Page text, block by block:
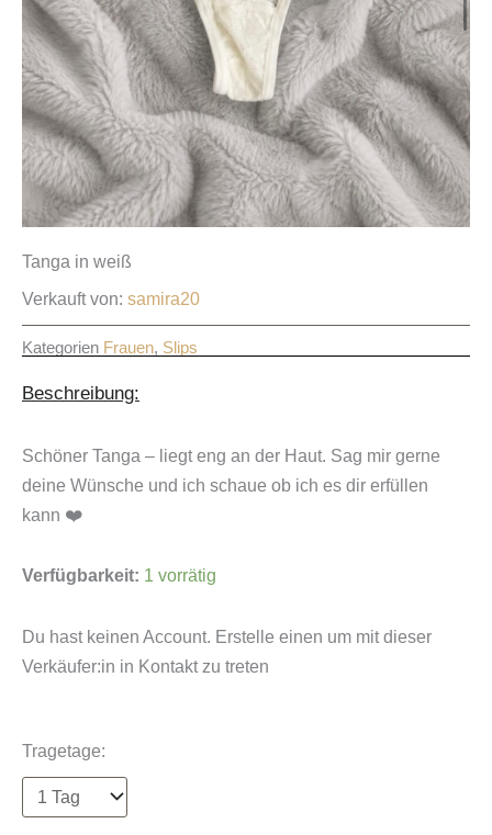
Tanga in weiß
Verkauft von: samira20
Kategorien Frauen, Slips
Beschreibung:
Schöner Tanga – liegt eng an der Haut. Sag mir gerne
deine Wünsche und ich schaue ob ich es dir erfüllen
kann ❤️
Verfügbarkeit: 1 vorrätig
Du hast keinen Account. Erstelle einen um mit dieser
Verkäufer:in in Kontakt zu treten
Tragetage:
Tanga
weiß
Menge